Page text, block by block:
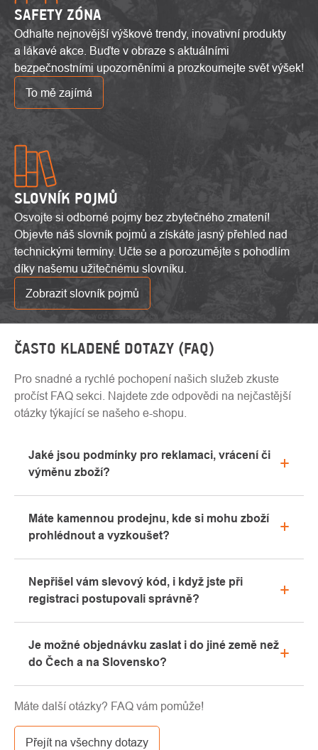
SAFETY ZÓNA
Odhalte nejnovější výškové trendy, inovativní produkty
a lákavé akce. Buďte v obraze s aktuálními
bezpečnostními upozorněními a prozkoumejte svět výšek!
To mě zajímá
SLOVNÍK POJMŮ
Osvojte si odborné pojmy bez zbytečného zmatení!
Objevte náš slovník pojmů a získáte jasný přehled nad
technickými termíny. Učte se a porozumějte s pohodlím
díky našemu užitečnému slovníku.
Zobrazit slovník pojmů
ČASTO KLADENÉ DOTAZY (FAQ)
Pro snadné a rychlé pochopení našich služeb zkuste
pročíst FAQ sekci. Najdete zde odpovědi na nejčastější
otázky týkající se našeho e-shopu.
Jaké jsou podmínky pro reklamaci, vrácení či
výměnu zboží?
v sekci "Vše o nákupu" nebo nás kontaktujte
emailem či telefonicky.
Máte kamennou prodejnu, kde si mohu zboží
prohlédnout a vyzkoušet?
Rádi vám zde poradíme s výběrem vhodného
vybavení, které si můžete vyzkoušet přímo v našem
showroomu.
Nepřišel vám slevový kód, i když jste při
registraci postupovali správně?
záložku „hromadné“ nebo „SPAM“, velice často zde
email s kódem končí. Pokud jste i přesto svůj
slevový kód nenalezli, kontaktujte nás na
info@pavouci.cz
Je možné objednávku zaslat i do jiné země než
do Čech a na Slovensko?
GLS. Cena této dopravy je dle kalkulace od
dopravce.
Máte další otázky? FAQ vám pomůže!
Přejít na všechny dotazy